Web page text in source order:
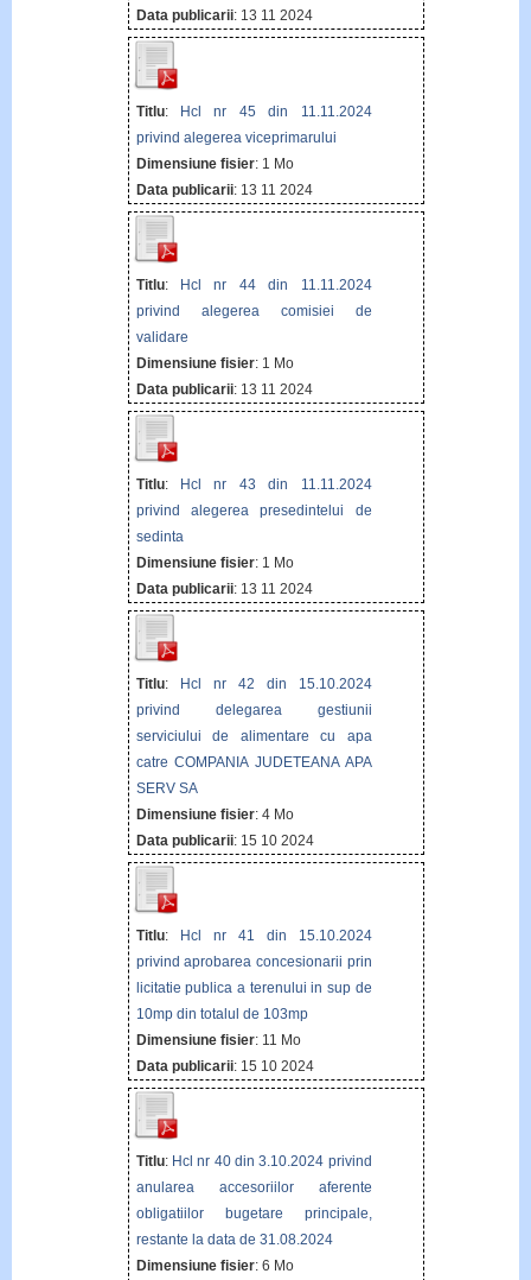
Data publicarii: 13 11 2024
Titlu: Hcl nr 45 din 11.11.2024
privind alegerea viceprimarului
Dimensiune fisier: 1 Mo
Data publicarii: 13 11 2024
Titlu: Hcl nr 44 din 11.11.2024
privind alegerea comisiei de
validare
Dimensiune fisier: 1 Mo
Data publicarii: 13 11 2024
Titlu: Hcl nr 43 din 11.11.2024
privind alegerea presedintelui de
sedinta
Dimensiune fisier: 1 Mo
Data publicarii: 13 11 2024
Titlu:
Hcl nr 42 din 15.10.2024
privind delegarea gestiunii
serviciului de alimentare cu apa
catre COMPANIA JUDETEANA APA
SERV SA
Dimensiune fisier: 4 Mo
Data publicarii: 15 10 2024
Titlu:
Hcl nr 41 din 15.10.2024
privind aprobarea concesionarii prin
licitatie publica a terenului in sup de
10mp din totalul de 103mp
Dimensiune fisier: 11 Mo
Data publicarii: 15 10 2024
Titlu: Hcl nr 40 din 3.10.2024 privind
anularea accesoriilor aferente
obligatiilor bugetare principale,
restante la data de 31.08.2024
Dimensiune fisier: 6 Mo